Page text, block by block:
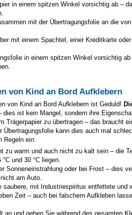
in einem spitzen Winkel vorsichtig ab –
mit der Übertragungsfolie an die
mit einem Spachtel, einer Kreditkarte
in einem spitzen Winkel vorsichtig
von Kind an Bord Aufklebern
von Kind an Bord Aufklebern ist Geduld!
dies ist kein Mangel, sondern ihre
Trägerpapier zu übertragen – das braucht
Übertragungsfolie kann dies auch mal
Regeln ein:
zu warm und auch nicht zu kalt sein – die
und 30 °C liegen.
Sonneneinstrahlung oder bei Frost – dies
am Auto.
saubere, mit Industriespiritus entfettete und
Zeit – auch bei falschem Aufkleben
an und gehen Sie während des gesamten